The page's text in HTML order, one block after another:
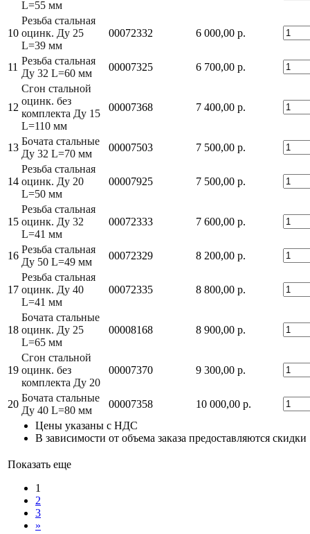
L=55 мм
10
Резьба стальная
оцинк. Ду 25
L=39 мм
00072332 6 000,00 р.
11
Резьба стальная
Ду 32 L=60 мм
00007325 6 700,00 р.
12
Сгон стальной
оцинк. без
комплекта Ду 15
L=110 мм
00007368 7 400,00 р.
13
Бочата стальные
Ду 32 L=70 мм
00007503 7 500,00 р.
14
Резьба стальная
оцинк. Ду 20
L=50 мм
00007925 7 500,00 р.
15
Резьба стальная
оцинк. Ду 32
L=41 мм
00072333 7 600,00 р.
16
Резьба стальная
Ду 50 L=49 мм
00072329 8 200,00 р.
17
Резьба стальная
оцинк. Ду 40
L=41 мм
00072335 8 800,00 р.
18
Бочата стальные
оцинк. Ду 25
L=65 мм
00008168 8 900,00 р.
19
Сгон стальной
оцинк. без
комплекта Ду 20
00007370 9 300,00 р.
20
Бочата стальные
Ду 40 L=80 мм
00007358
10 000,00 р.
Цены указаны с НДС
В зависимости от объема заказа предоставляются скидки
Показать еще
1
2
3
»